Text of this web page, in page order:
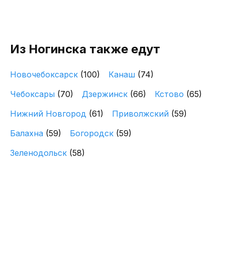
Из Ногинска также едут
Новочебоксарск (100) Канаш (74)
Чебоксары (70) Дзержинск (66) Кстово (65)
Нижний Новгород (61) Приволжский (59)
Балахна (59) Богородск (59)
Зеленодольск (58)